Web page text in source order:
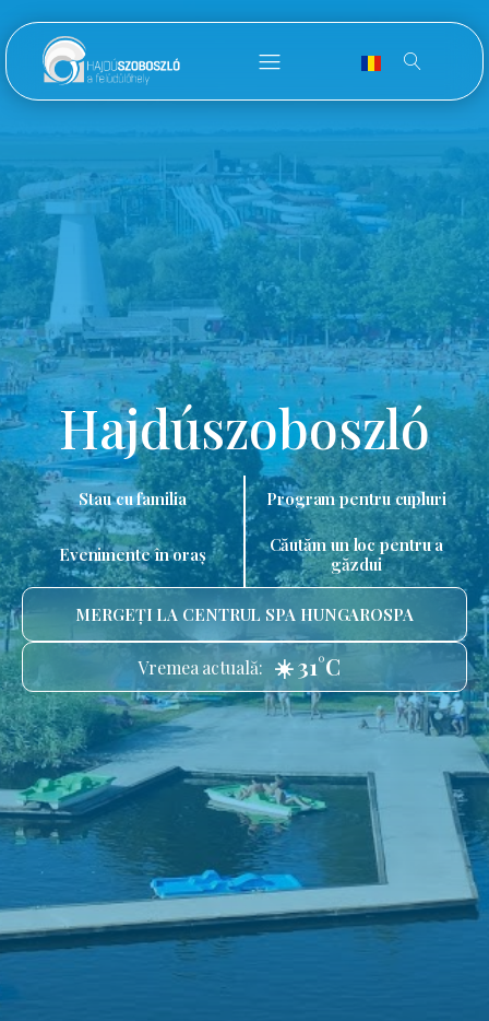
Hajdúszoboszló
Stau cu familia Program pentru cupluri
Evenimente în oraș
Căutăm un loc pentru a
găzdui
MERGEȚI LA CENTRUL SPA HUNGAROSPA
Vremea actuală: ☀️ 31°C